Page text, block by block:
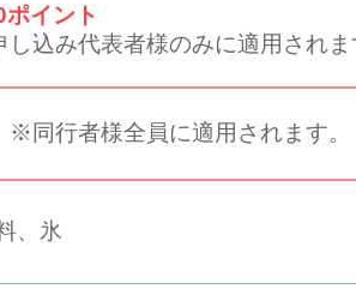
ポイント
込み代表者様のみに適用されま
※同行者様全員に適用されます。
、氷